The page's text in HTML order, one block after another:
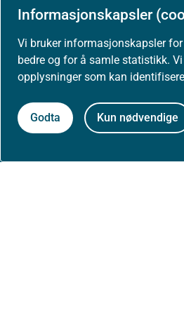
Informasjonskapsler
Vi bruker informasjonskapsler
bedre og for å samle statistikk.
opplysninger som kan
Godta Kun nødvendige
Presse
Om nettstedet
Personvernerklæring